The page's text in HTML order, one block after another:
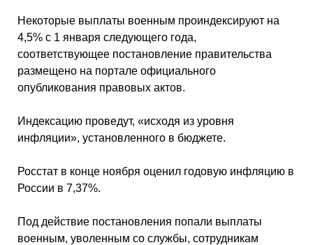
Некоторые выплаты военным проиндексируют на
4,5% с 1 января следующего года,
соответствующее постановление правительства
размещено на портале официального
опубликования правовых актов.
Индексацию проведут, «исходя из уровня
инфляции», установленного в бюджете.
Росстат в конце ноября оценил годовую инфляцию в
России в 7,37%.
Под действие постановления попали выплаты
военным, уволенным со службы, сотрудникам